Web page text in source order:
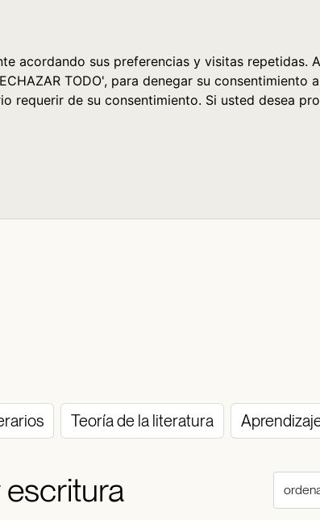
acordando sus preferencias y visitas repetidas.
TODO', para denegar su consentimiento
requerir de su consentimiento. Si usted desea
Teoría de la literatura
escritura